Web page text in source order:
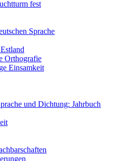
fest
Sprache
Orthografie
Einsamkeit
und Dichtung: Jahrbuch